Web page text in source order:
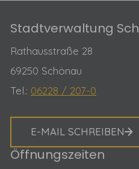
​Stadtverwaltung
Rathausstraße 28
69250 Schönau
Tel.: 06228 / 207-0
E-MAIL SCHREIBEN
Öffnungszeiten